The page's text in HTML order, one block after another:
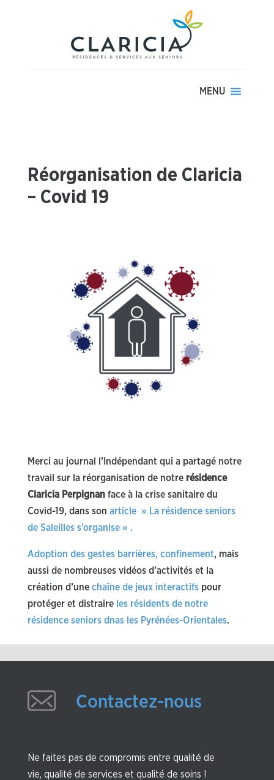
MENU
Réorganisation de Claricia
– Covid 19
Merci au journal l’Indépendant qui a partagé notre
travail sur la réorganisation de notre résidence
Claricia Perpignanface à la crise sanitaire du
Covid-19, dans son article » La résidence seniors
de Saleilles s’organise « .
Adoption des gestes barrières, confinement, mais
aussi de nombreuses vidéos d’activités et la
création d’une chaîne de jeux interactifspour
protéger et distraire les résidents de notre
résidence seniors dnas les Pyrénées-Orientales.
Contactez-nous
Ne faites pas de compromis entre qualité de
vie, qualité de services et qualité de soins !